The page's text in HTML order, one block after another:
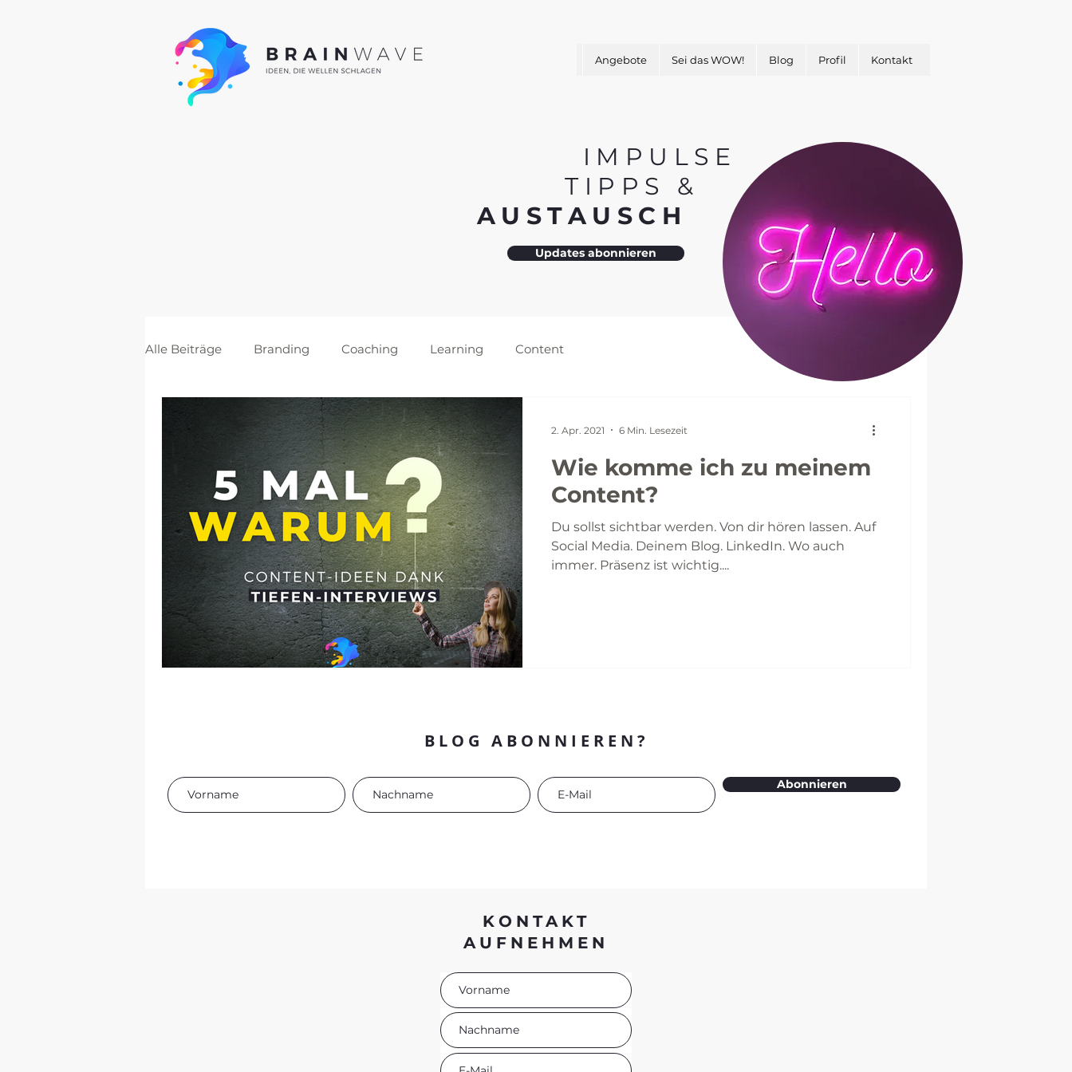
Angebote Sei das WOW! Blog Profil Kontakt
Alle Beiträge Branding Coaching Learning Content
Wie komme ich zu meinem
Content?
Du sollst sichtbar werden. Von dir hören lassen. Auf
Social Media. Deinem Blog. LinkedIn. Wo auch
immer. Präsenz ist wichtig....
2. Apr. 2021 6 Min. Lesezeit
IMPULSE
TIPPS &
AUSTAUSCH
Updates abonnieren
BLOG ABONNIEREN?
Abonnieren
KONTAKT
AUFNEHMEN